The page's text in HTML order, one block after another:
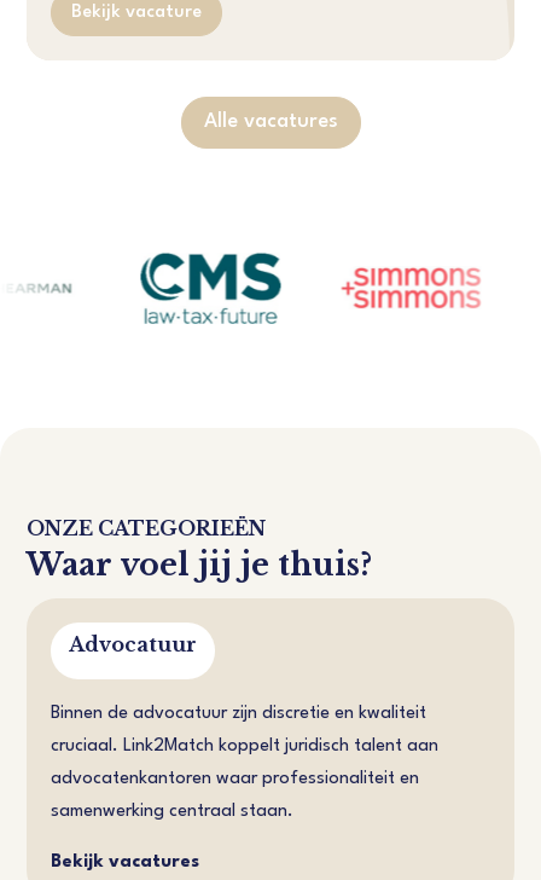
Bekijk vacature
Alle vacatures
ONZE CATEGORIEËN
Waar voel jij je thuis?
Advocatuur
Binnen de advocatuur zijn discretie en kwaliteit
cruciaal. Link2Match koppelt juridisch talent aan
advocatenkantoren waar professionaliteit en
samenwerking centraal staan.
Bekijk vacatures